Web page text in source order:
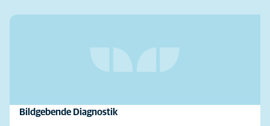
Bildgebende Diagnostik